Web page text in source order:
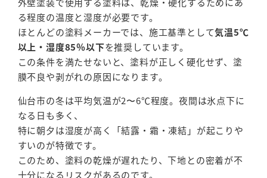
る程度の温度と湿度が必要です。
ほとんどの塗料メーカーでは、施工基準として気温5℃
以上・湿度85％以下を推奨しています。
この条件を満たせないと、塗料が正しく硬化せず、塗
膜不良や剥がれの原因になります。
仙台市の冬は平均気温が2〜6℃程度。夜間は氷点下に
なる日も多く、
特に朝夕は湿度が高く「結露・霜・凍結」が起こりや
すいのが特徴です。
このため、塗料の乾燥が遅れたり、下地との密着が不
十分になるリスクがあるのです。